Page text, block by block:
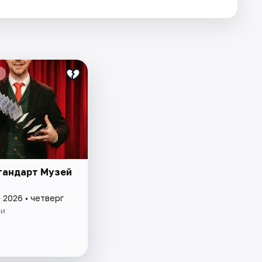
Музей
2026 • четверг